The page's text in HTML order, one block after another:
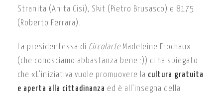
Stranita (Anita Cisi), Skit (Pietro Brusasco) e 8175
(Roberto Ferrara).
La presidentessa di Circolarte Madeleine Frochaux
(che conosciamo abbastanza bene :)) ci ha spiegato
che «L’iniziativa vuole promuovere la cultura gratuita
e aperta alla cittadinanza ed è all’insegna della